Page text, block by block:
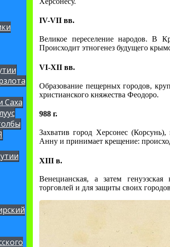
Саха
IV-VII вв.
Великое переселение народов. В
Происходит этногенез будущего
VI-XII вв.
Образование пещерных городов,
христианского княжества Феодоро.
988 г.
Захватив город Херсонес
Анну и принимает крещение:
XIII в.
Венецианская, а затем
торговлей и для защиты своих